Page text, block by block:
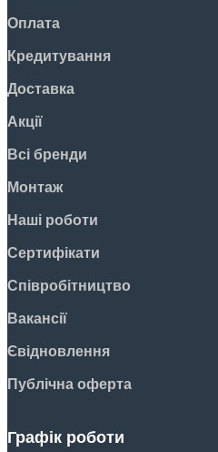
Оплата
Кредитування
Доставка
Акції
Всі бренди
Монтаж
Наші роботи
Сертифікати
Співробітництво
Вакансії
Євідновлення
Публічна оферта
Графік роботи